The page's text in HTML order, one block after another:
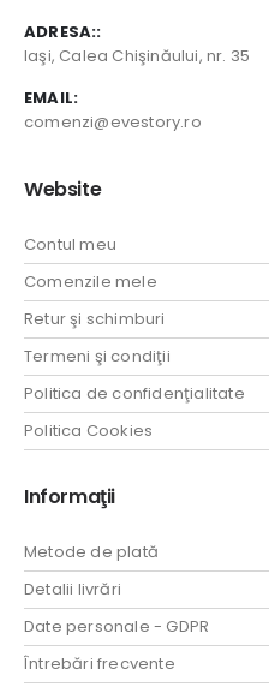
ADRESA::
Iaşi, Calea Chişinăului, nr. 35
EMAIL:
comenzi@evestory.ro
Website
Contul meu
Comenzile mele
Retur şi schimburi
Termeni şi condiţii
Politica de confidenţialitate
Politica Cookies
Informaţii
Metode de plată
Detalii livrări
Date personale - GDPR
Întrebări frecvente